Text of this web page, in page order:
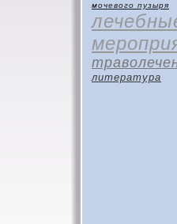
мочевого пузыря
литература